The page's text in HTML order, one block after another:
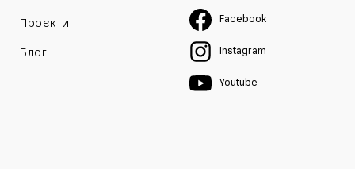
Проєкти
Блог
Facebook
Instagram
Youtube